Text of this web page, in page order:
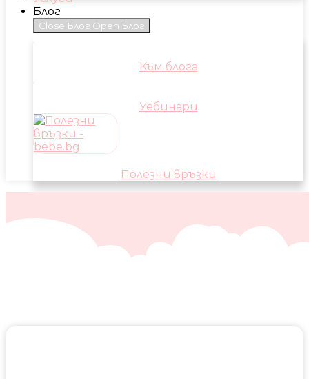
Блог
Close Блог Open Блог
Към блога
Уебинари
Полезни връзки